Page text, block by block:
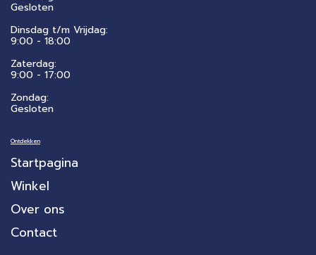
Gesloten
Dinsdag t/m Vrijdag:
9:00 - 18:00
Zaterdag:
​9:00 - 17:00
Zondag:
Gesloten
Ontdekken
Startpagina
Winkel
Over ons
Contact